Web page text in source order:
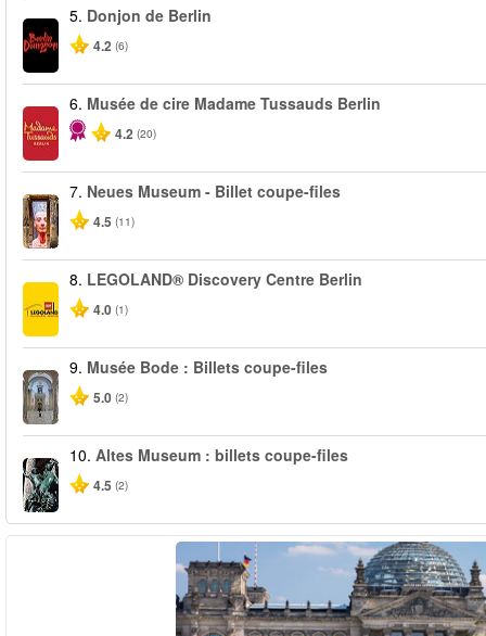
5. Donjon de Berlin
4.2 (6)
6. Musée de cire Madame Tussauds Berlin
4.2 (20)
7. Neues Museum - Billet coupe-files
4.5 (11)
8. LEGOLAND® Discovery Centre Berlin
4.0 (1)
9. Musée Bode : Billets coupe-files
5.0 (2)
10. Altes Museum : billets coupe-files
4.5 (2)